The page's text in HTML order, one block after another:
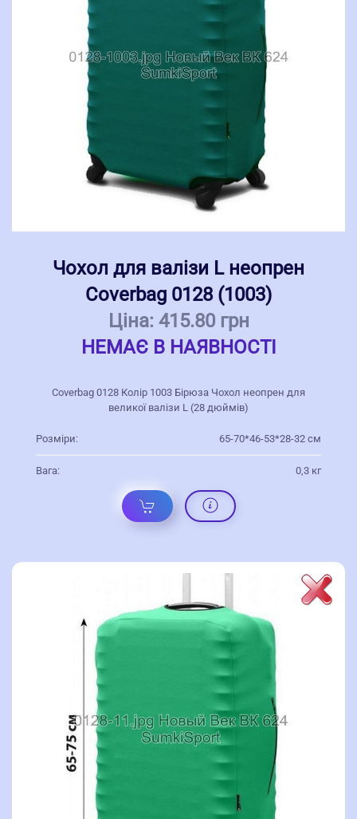
Чохол для валізи L неопрен
Coverbag 0128 (1003)
Ціна: 415.80 грн
НЕМАЄ В НАЯВНОСТІ
Coverbag 0128 Колір 1003 Бірюза Чохол неопрен для
великої валізи L (28 дюймів)
Розміри: 65-70*46-53*28-32 см
Вага: 0,3 кг